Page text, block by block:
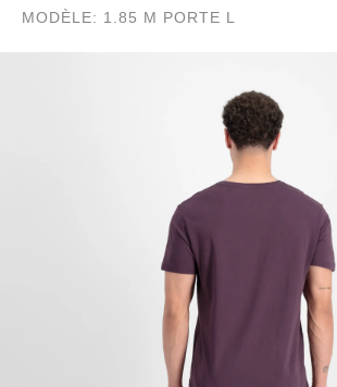
MODÈLE: 1.85 M PORTE L